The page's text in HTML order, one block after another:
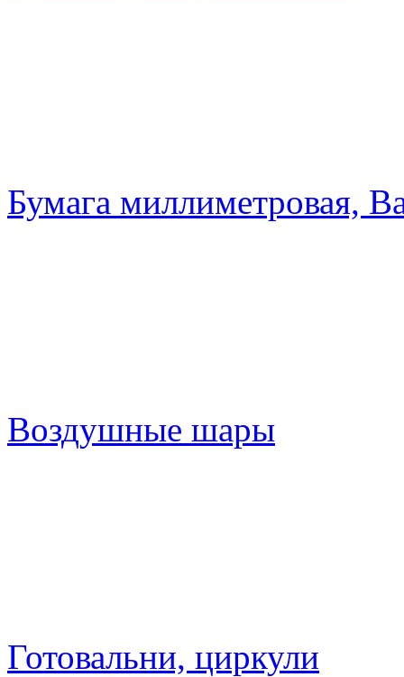
Бумага миллиметровая,
Воздушные шары
Готовальни, циркули